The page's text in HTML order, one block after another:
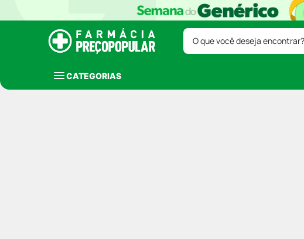
O que você deseja encontrar?
CATEGORIAS